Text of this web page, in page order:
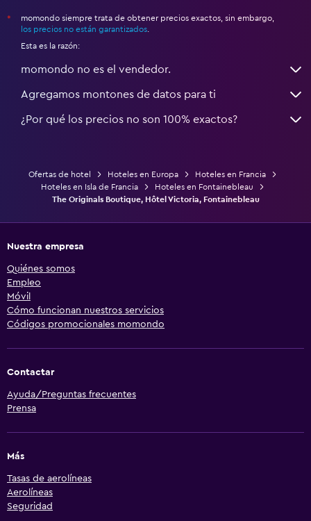
*
momondo siempre trata de obtener precios exactos, sin embargo,
los precios no están garantizados
Esta es la razón:
momondo no es el vendedor.
Agregamos montones de datos para ti
¿Por qué los precios no son 100% exactos?
Ofertas de hotel Hoteles en Europa
Hoteles en Francia
Hoteles en Isla de Francia
Hoteles en Fontainebleau
The Originals Boutique, Hôtel Victoria, Fontainebleau
Nuestra empresa
Quiénes somos
Empleo
Móvil
Cómo funcionan nuestros servicios
Códigos promocionales momondo
Contactar
Ayuda/Preguntas frecuentes
Prensa
Más
Tasas de aerolíneas
Aerolíneas
Seguridad